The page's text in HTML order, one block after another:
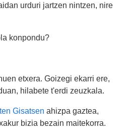
urduri jartzen nintzen, nire
konpondu?
etxera. Goizegi ekarri ere,
hilabete t'erdi zeuzkala.
Gisatsen ahizpa gaztea,
bizia bezain maitekorra.